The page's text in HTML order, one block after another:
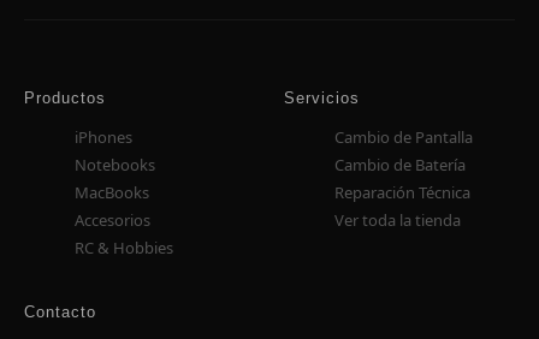
Productos
iPhones
Notebooks
MacBooks
Accesorios
RC & Hobbies
Servicios
Cambio de Pantalla
Cambio de Batería
Reparación Técnica
Ver toda la tienda
Contacto